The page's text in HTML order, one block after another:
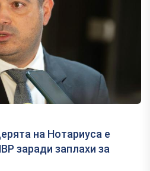
на Нотариуса е
заради заплахи за